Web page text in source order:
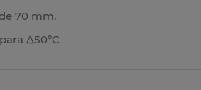
70 mm.
Δ50ºC